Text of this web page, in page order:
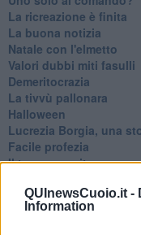
QUInewsCuoio.it -
Information
La ricreazione è finita
La buona notizia
Natale con l'elmetto
Valori dubbi miti fasulli
Demeritocrazia
La tivvù pallonara
Halloween
​Lucrezia Borgia, una
Facile profezia
Il terzo compito
Fu vera gloria?
La guerricciola delle